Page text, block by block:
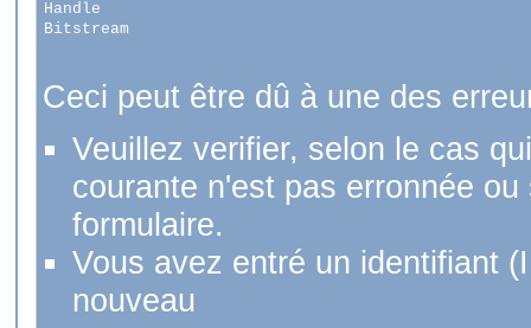
Handle
Bitstream
Ceci peut être dû à une des
Veuillez verifier, selon le cas
courante n'est pas erronnée
formulaire.
Vous avez entré un identifiant
nouveau